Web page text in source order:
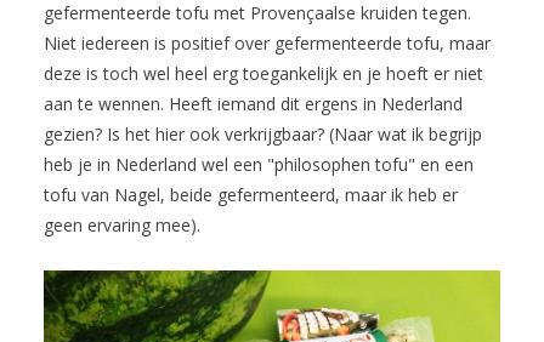
gefermenteerde tofu met Provençaalse kruiden tegen.
Niet iedereen is positief over gefermenteerde tofu, maar
deze is toch wel heel erg toegankelijk en je hoeft er niet
aan te wennen. Heeft iemand dit ergens in Nederland
gezien? Is het hier ook verkrijgbaar? (Naar wat ik begrijp
heb je in Nederland wel een "philosophen tofu" en een
tofu van Nagel, beide gefermenteerd, maar ik heb er
geen ervaring mee).